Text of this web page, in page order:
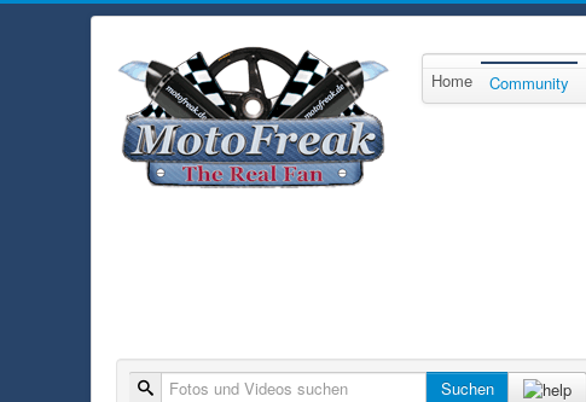
Home Community
Suche Suchen